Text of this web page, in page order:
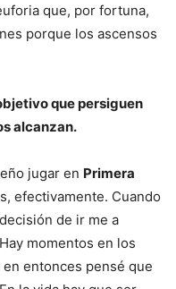
que, por fortuna,
porque los ascensos
que persiguen
alcanzan.
jugar en Primera
efectivamente. Cuando
de ir me a
momentos en los
entonces pensé que